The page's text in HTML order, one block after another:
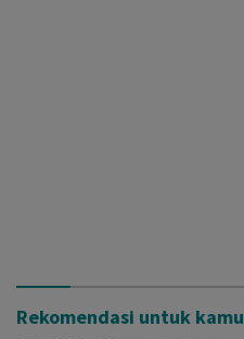
Rekomendasi untuk kamu